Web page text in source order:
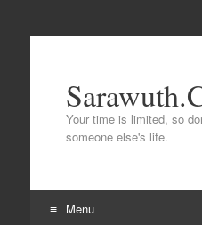
Your time is limited, so
someone else's life.
Menu